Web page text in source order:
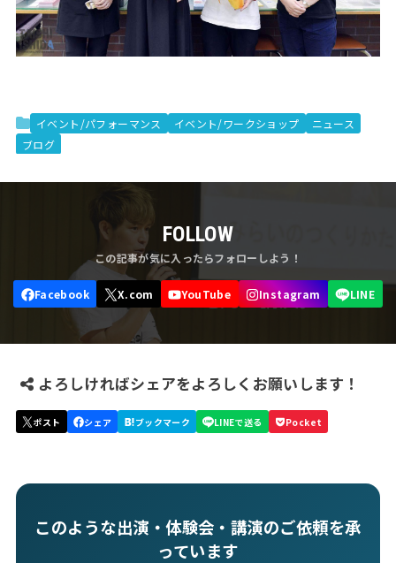
イベント/パフォーマンス イベント/ワークショップ
ニュース
ブログ
FOLLOW
よろしければシェアをよろしくお願いします！
このような出演・体験会・講演のご依頼を承
っています